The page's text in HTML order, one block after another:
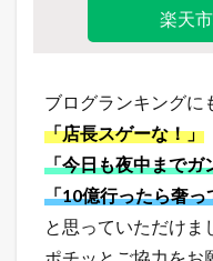
楽天
ブログランキングに
「店長スゲーな！」
「今日も夜中までガ
「10億行ったら奢っ
と思っていただけま